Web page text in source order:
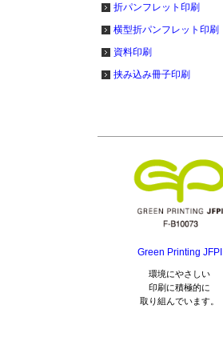
折パンフレット印刷
横型折パンフレット印刷
資料印刷
挟み込み冊子印刷
Green Printing JFPI
環境にやさしい
印刷に積極的に
取り組んでいます。